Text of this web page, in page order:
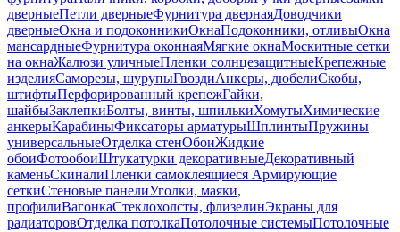
дверныеПетли дверныеФурнитура двернаяДоводчики
дверныеОкна и подоконникиОкнаПодоконники, отливыОкна
мансардныеФурнитура оконнаяМягкие окнаМоскитные сетки
на окнаЖалюзи уличныеПленки солнцезащитныеКрепежные
изделияСаморезы, шурупыГвоздиАнкеры, дюбелиСкобы,
штифтыПерфорированный крепежГайки,
шайбыЗаклепкиБолты, винты, шпилькиХомутыХимические
анкерыКарабиныФиксаторы арматурыШплинтыПружины
универсальныеОтделка стенОбоиЖидкие
обоиФотообоиШтукатурки декоративныеДекоративный
каменьСкиналиПленки самоклеящиеся Армирующие
сеткиСтеновые панелиУголки, маяки,
профилиВагонкаСтеклохолсты, флизелинЭкраны для
радиаторовОтделка потолкаПотолочные системыПотолочные